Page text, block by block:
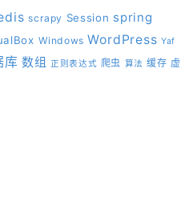
scrapy Session spring
Windows WordPress Yaf
库 数组 正则表达式 爬虫 算法 缓存 虚